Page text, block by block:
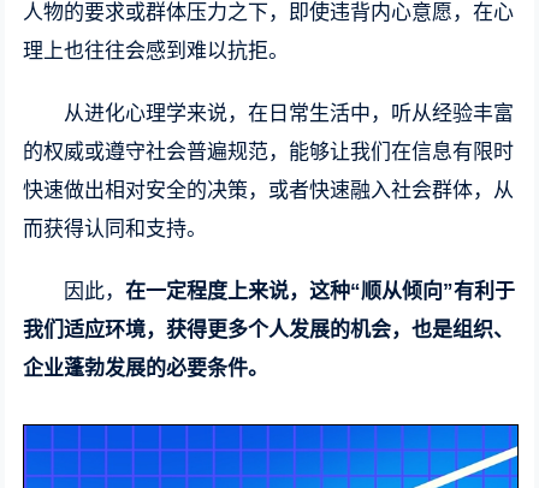
人物的要求或群体压力之下，即使违背内心意愿，在心
理上也往往会感到难以抗拒。
从进化心理学来说，在日常生活中，听从经验丰富
的权威或遵守社会普遍规范，能够让我们在信息有限时
快速做出相对安全的决策，或者快速融入社会群体，从
而获得认同和支持。
因此，在一定程度上来说，这种“顺从倾向”有利于
我们适应环境，获得更多个人发展的机会，也是组织、
企业蓬勃发展的必要条件。